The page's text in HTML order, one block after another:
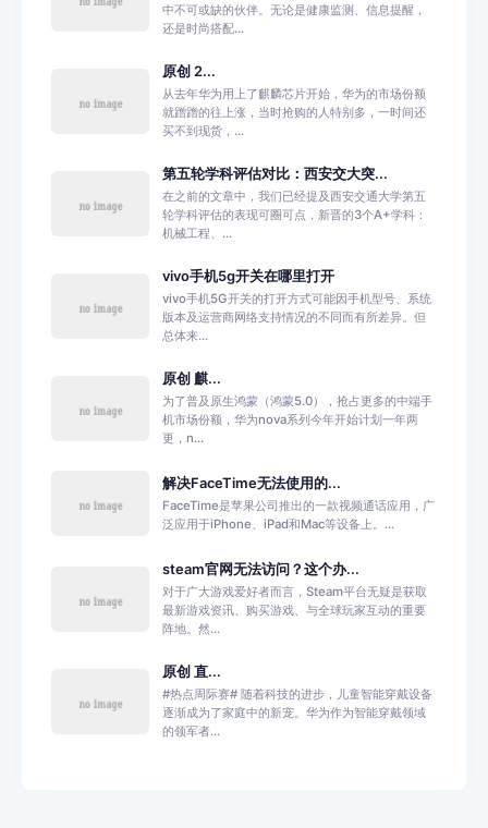
中不可或缺的伙伴。无论是健康监测、信息提醒，
还是时尚搭配...
原创 2...
从去年华为用上了麒麟芯片开始，华为的市场份额
就蹭蹭的往上涨，当时抢购的人特别多，一时间还
买不到现货，...
第五轮学科评估对比：西安交大突...
在之前的文章中，我们已经提及西安交通大学第五
轮学科评估的表现可圈可点，新晋的3个A+学科：
机械工程、...
vivo手机5g开关在哪里打开
vivo手机5G开关的打开方式可能因手机型号、系统
版本及运营商网络支持情况的不同而有所差异。但
总体来...
原创 麒...
为了普及原生鸿蒙（鸿蒙5.0），抢占更多的中端手
机市场份额，华为nova系列今年开始计划一年两
更，n...
解决FaceTime无法使用的...
FaceTime是苹果公司推出的一款视频通话应用，广
泛应用于iPhone、iPad和Mac等设备上。...
steam官网无法访问？这个办...
对于广大游戏爱好者而言，Steam平台无疑是获取
最新游戏资讯、购买游戏、与全球玩家互动的重要
阵地。然...
原创 直...
#热点周际赛# 随着科技的进步，儿童智能穿戴设备
逐渐成为了家庭中的新宠。华为作为智能穿戴领域
的领军者...